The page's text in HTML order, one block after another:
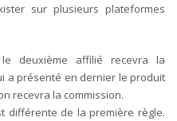
sur plusieurs plateformes
deuxième affilié recevra la
a présenté en dernier le produit
recevra la commission.
différente de la première règle.